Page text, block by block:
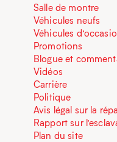
Salle de montre
Véhicules neufs
Véhicules
Promotions
Blogue et
Vidéos
Carrière
Politique
Avis légal sur la
Rapport sur
Plan du site